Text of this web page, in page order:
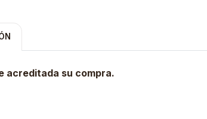
acreditada su compra.